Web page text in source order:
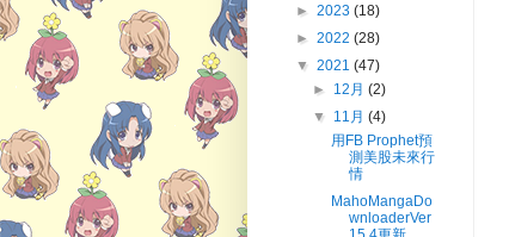
► 2023 (18)
► 2022 (28)
▼ 2021 (47)
► 12月(2)
▼ 11月(4)
用FB Prophet預
測美股未來行
情
MahoMangaDo
wnloaderVer